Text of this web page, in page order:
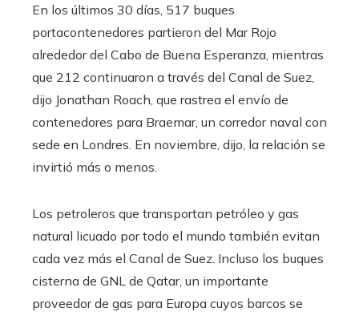
En los últimos 30 días, 517 buques
portacontenedores partieron del Mar Rojo
alrededor del Cabo de Buena Esperanza, mientras
que 212 continuaron a través del Canal de Suez,
dijo Jonathan Roach, que rastrea el envío de
contenedores para Braemar, un corredor naval con
sede en Londres. En noviembre, dijo, la relación se
invirtió más o menos.
Los petroleros que transportan petróleo y gas
natural licuado por todo el mundo también evitan
cada vez más el Canal de Suez. Incluso los buques
cisterna de GNL de Qatar, un importante
proveedor de gas para Europa cuyos barcos se